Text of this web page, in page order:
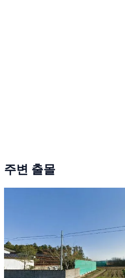
주변 출몰